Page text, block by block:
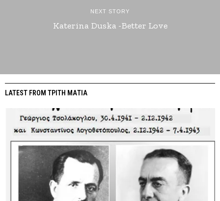
NEXT STORY
Katerina Duska -Better Love
LATEST FROM ΤΡΙΤΗ ΜΑΤΙΑ